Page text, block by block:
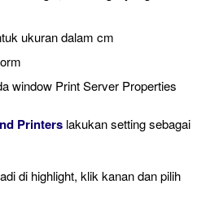
ukuran dalam cm
window Print Server Properties
Printers lakukan setting sebagai
di highlight, klik kanan dan pilih